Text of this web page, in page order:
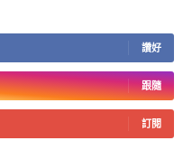
讚好
跟隨
訂閱